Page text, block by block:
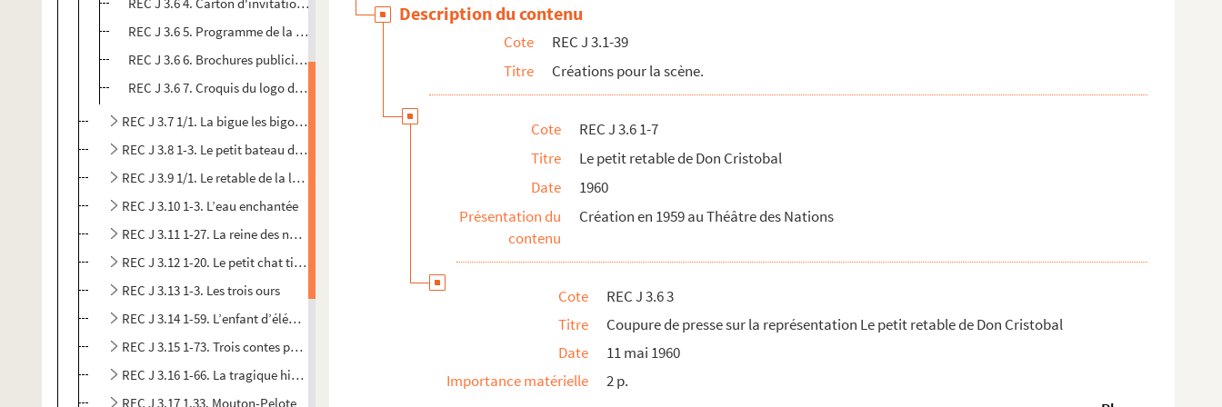
REC J 3.6 5. Programme de la R.T.F. et du Théâtre espagnol de la Sorbonne, s.d.
REC J 3.6 6. Brochures publicitaires du théâtre Martin- Martine, s.d.
REC J 3.6 7. Croquis du logo du Théâtre Martin- Martine, s.d.
REC J 3.7 1/1. La bigue les bigots et le loup
REC J 3.8 1-3. Le petit bateau de papier
REC J 3.9 1/1. Le retable de la liberté de Mélisandre
REC J 3.10 1-3. L’eau enchantée
REC J 3.11 1-27. La reine des neiges
REC J 3.12 1-20. Le petit chat timide
REC J 3.13 1-3. Les trois ours
REC J 3.14 1-59. L’enfant d’éléphant
REC J 3.15 1-73. Trois contes populaires chinois
REC J 3.16 1-66. La tragique histoire et la fin lamentable du docteur Faust
REC J 3.17 1.33. Mouton-Pelote
Description du contenu
Cote
REC J 3.1-39
Titre
Créations pour la scène.
Cote
REC J 3.6 1-7
Titre
Le petit retable de Don Cristobal
Date
1960
Présentation du
contenu
Création en 1959 au Théâtre des Nations
Cote
REC J 3.6 3
Titre
Coupure de presse sur la représentation Le petit retable de Don Cristobal
Date
11 mai 1960
Importance matérielle
2 p.